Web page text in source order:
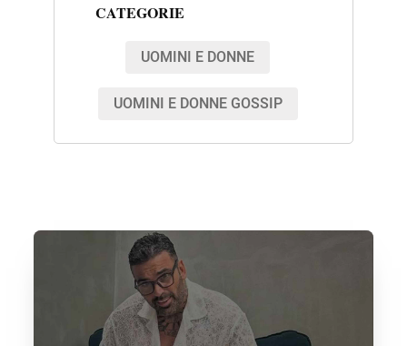
CATEGORIE
UOMINI E DONNE
UOMINI E DONNE GOSSIP